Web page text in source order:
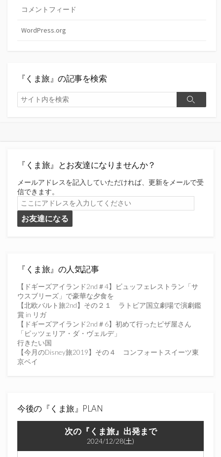
コメントフィード
WordPress.org
『くま旅』の記事を検索
検
索
検
『くま旅』とお友達になりませんか？
メールアドレスを記入していただければ、更新をメールで受
信できます。
こ
こ
に
ア
を
力
し
て
く
だ
さ
い
お友達になる
『くま旅』の人気記事
【ドギーズアイランド2nd＃4】ビュッフェレストラン「サ
ウスブリーズ」で豪華な夕食を
【北欧バルト旅2nd】その２１ ラトビア国立劇場で演劇鑑
賞 in リガ
【ドギーズアイランド2nd＃6】初めて行ったピザ屋さん
「ピッツェリア・ダ・ヴェルデ」
行きたい国
【今月のDisney旅2019】その４ コンフォートスイーツ東
京ベイ
今後の『くま旅』PLAN
次の『くま旅』出発まで
2024/12/28(土)